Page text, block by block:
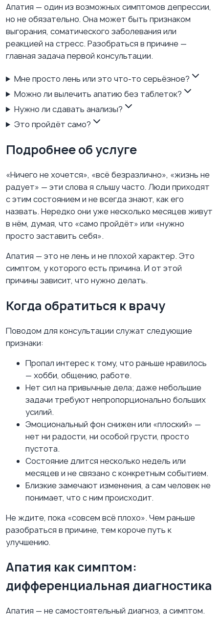
Апатия — один из возможных симптомов депрессии,
но не обязательно. Она может быть признаком
выгорания, соматического заболевания или
реакцией на стресс. Разобраться в причине —
главная задача первой консультации.
Мне просто лень или это что-то серьёзное?
Можно ли вылечить апатию без таблеток?
Нужно ли сдавать анализы?
Это пройдёт само?
Подробнее об услуге
«Ничего не хочется», «всё безразлично», «жизнь не
радует» — эти слова я слышу часто. Люди приходят
с этим состоянием и не всегда знают, как его
назвать. Нередко они уже несколько месяцев живут
в нём, думая, что «само пройдёт» или «нужно
просто заставить себя».
Апатия — это не лень и не плохой характер. Это
симптом, у которого есть причина. И от этой
причины зависит, что нужно делать.
Когда обратиться к врачу
Поводом для консультации служат следующие
признаки:
Пропал интерес к тому, что раньше нравилось
— хобби, общению, работе.
Нет сил на привычные дела; даже небольшие
задачи требуют непропорционально больших
усилий.
Эмоциональный фон снижен или «плоский» —
нет ни радости, ни особой грусти, просто
пустота.
Состояние длится несколько недель или
месяцев и не связано с конкретным событием.
Близкие замечают изменения, а сам человек не
понимает, что с ним происходит.
Не ждите, пока «совсем всё плохо». Чем раньше
разобраться в причине, тем короче путь к
улучшению.
Апатия как симптом:
дифференциальная диагностика
Апатия — не самостоятельный диагноз, а симптом.